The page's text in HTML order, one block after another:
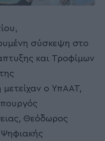
σύσκεψη στο
και Τροφίμων
ο ΥπΑΑΤ,
Θεόδωρος